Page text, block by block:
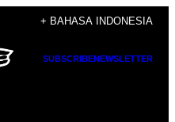
+ BAHASA INDONESIA
SUBSCRIBENEWSLETTER